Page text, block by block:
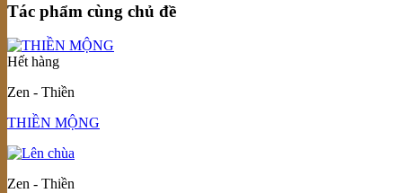
Tác phẩm cùng chủ đề
Hết hàng
Zen - Thiền
THIỀN MỘNG
Zen - Thiền